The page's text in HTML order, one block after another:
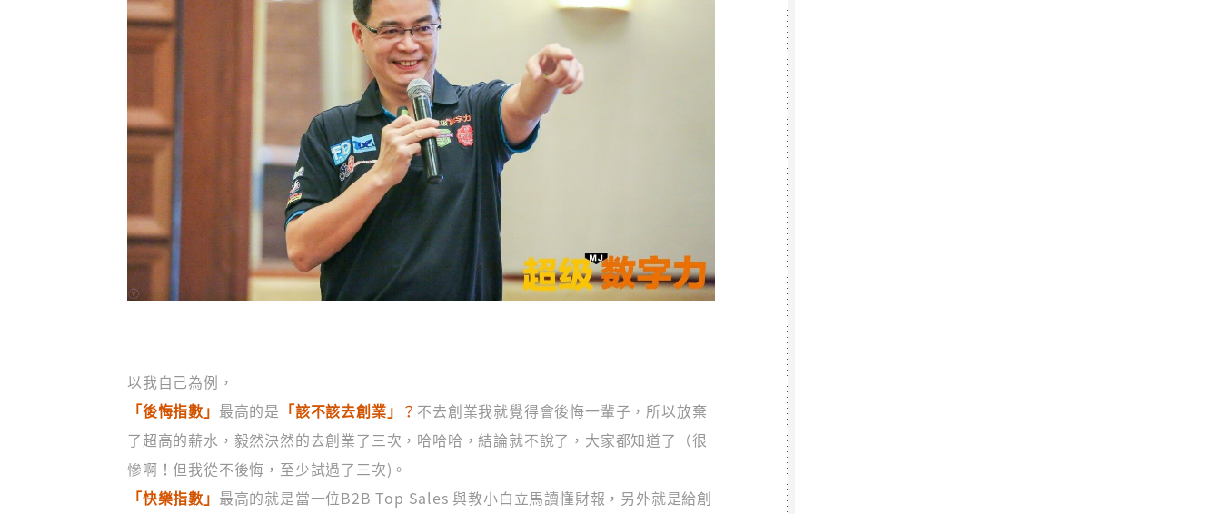
以我自己為例，
「後悔指數」 最高的是 「該不該去創業」 ？ 不去創業我就覺得會後悔一輩子，所以放棄
了超高的薪水，毅然決然的去創業了三次，哈哈哈，結論就不說了，大家都知道了（很
慘啊！但我從不後悔，至少試過了三次)。
「快樂指數」 最高的就是當一位B2B Top Sales 與教小白立馬讀懂財報，另外就是給創